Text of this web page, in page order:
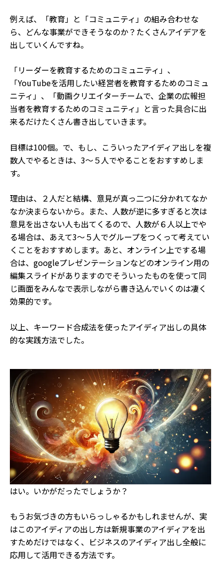
例えば、「教育」と「コミュニティ」の組み合わせな
ら、どんな事業ができそうなのか？たくさんアイデアを
出していくんですね。
「リーダーを教育するためのコミュニティ」、
「YouTubeを活用したい経営者を教育するためのコミュ
ニティ」、「動画クリエイターチームで、企業の広報担
当者を教育するためのコミュニティ」と言った具合に出
来るだけたくさん書き出していきます。
目標は100個。で、もし、こういったアイディア出しを複
数人でやるときは、3〜５人でやることをおすすめしま
す。
理由は、２人だと結構、意見が真っ二つに分かれてなか
なか決まらないから。また、人数が逆に多すぎると次は
意見を出さない人も出てくるので、人数が６人以上でや
る場合は、あえて3〜５人でグループをつくって考えてい
くことをおすすめします。あと、オンライン上でする場
合は、googleプレゼンテーションなどのオンライン用の
編集スライドがありますのでそういったものを使って同
じ画面をみんなで表示しながら書き込んでいくのは凄く
効果的です。
以上、キーワード合成法を使ったアイディア出しの具体
的な実践方法でした。
はい。いかがだったでしょうか？
もうお気づきの方もいらっしゃるかもしれませんが、実
はこのアイディアの出し方は新規事業のアイディアを出
すためだけではなく、ビジネスのアイディア出し全般に
応用して活用できる方法です。